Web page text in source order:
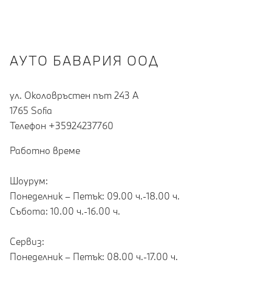
АУТО БАВАРИЯ ООД
ул. Околовръстен път 243 А
1765 Sofia
Teлефон +35924237760
Работно време
Шоурум:
Понеделник – Петък: 09.00 ч.-18.00 ч.
Събота: 10.00 ч.-16.00 ч.
Сервиз:
Понеделник – Петък: 08.00 ч.-17.00 ч.